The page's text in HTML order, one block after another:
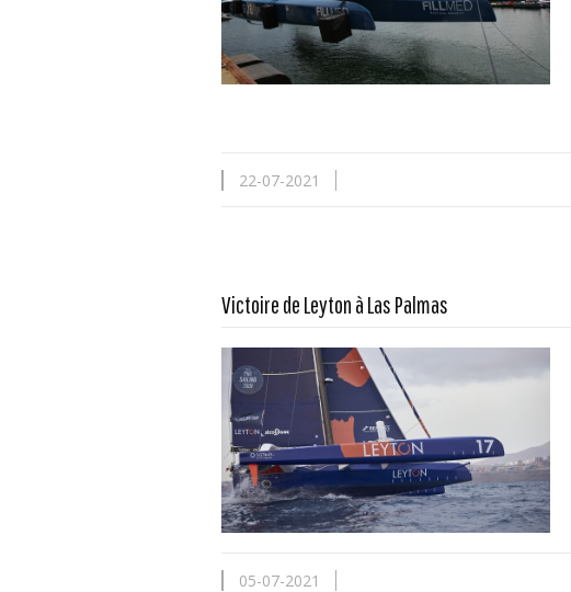
22-07-2021
Victoire de Leyton à Las Palmas
En savoir plus...
05-07-2021